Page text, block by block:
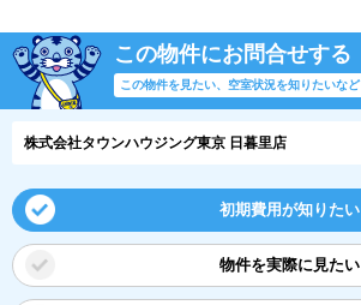
この物件にお問合せする
この物件を見たい、空室状況を知りたいなど
株式会社タウンハウジング東京 日暮里店
初期費用が知りたい
物件を実際に見たい